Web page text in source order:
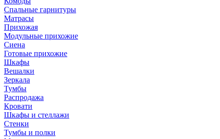
Спальные гарнитуры
Матрасы
Прихожая
Модульные прихожие
Сиена
Готовые прихожие
Шкафы
Вешалки
Зеркала
Тумбы
Распродажа
Кровати
Шкафы и стеллажи
Стенки
Тумбы и полки